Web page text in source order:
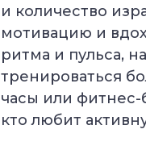
и количество
мотивацию и
ритма и пульса,
тренироваться
часы или фитнес-
кто любит